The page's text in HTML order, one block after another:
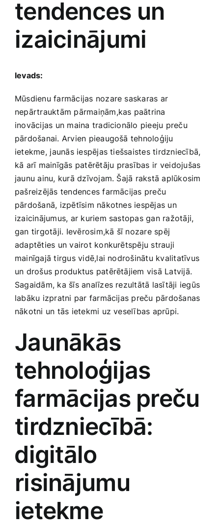
Medicīnas preces
Mobilie telefoni, planšetdatori
Pārtikas preces
Preces birojam
Preces pieaugušajiem
Rotaļlietas, bērnu preces
Smaržas, kosmētika
Sports, tūrisms un atpūta
TV un Sadzīves tehnika
tendences un
izaicinājumi
Ievads:
Mūsdienu farmācijas nozare saskaras ar
nepārtrauktām pārmaiņām,kas paātrina
inovācijas un maina tradicionālo pieeju preču
pārdošanai. Arvien pieaugošā tehnoloģiju
ietekme, ⁣jaunās iespējas tiešsaistes tirdzniecībā,
kā arī mainīgās patērētāju⁤ prasības ir⁢ veidojušas
jaunu ainu, kurā dzīvojam. Šajā rakstā ‍aplūkosim
pašreizējās tendences ‍farmācijas preču
pārdošanā, izpētīsim nākotnes ‍iespējas‌ un
izaicinājumus, ar kuriem sastopas gan ražotāji,
gan tirgotāji. Ievērosim,kā šī nozare spēj
adaptēties un vairot konkurētspēju strauji
mainīgajā tirgus vidē,lai nodrošinātu kvalitatīvus
un drošus produktus patērētājiem visā Latvijā.
Sagaidām, ka šīs analīzes rezultātā lasītāji iegūs
labāku izpratni par farmācijas preču pārdošanas
nākotni un tās ietekmi uz veselības aprūpi.
Jaunākās
tehnoloģijas
farmācijas preču
tirdzniecībā:
⁤digitālo
risinājumu
ietekme